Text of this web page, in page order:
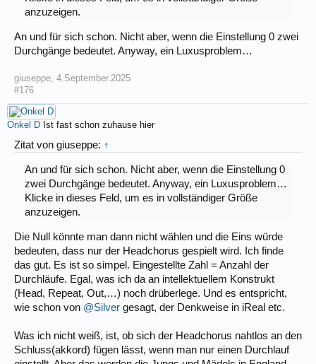
anzuzeigen.
An und für sich schon. Nicht aber, wenn die Einstellung 0 zwei
Durchgänge bedeutet. Anyway, ein Luxusproblem…
giuseppe 4.September.2025
#176
Onkel D Ist fast schon zuhause hier
Zitat von giuseppe: ↑
An und für sich schon. Nicht aber, wenn die Einstellung 0
zwei Durchgänge bedeutet. Anyway, ein Luxusproblem…
Klicke in dieses Feld, um es in vollständiger Größe
anzuzeigen.
Die Null könnte man dann nicht wählen und die Eins würde
bedeuten, dass nur der Headchorus gespielt wird. Ich finde
das gut. Es ist so simpel. Eingestellte Zahl = Anzahl der
Durchläufe. Egal, was ich da an intellektuellem Konstrukt
(Head, Repeat, Out,…) noch drüberlege. Und es entspricht,
wie schon von @Silver gesagt, der Denkweise in iReal etc.
Was ich nicht weiß, ist, ob sich der Headchorus nahtlos an den
Schluss(akkord) fügen lässt, wenn man nur einen Durchlauf